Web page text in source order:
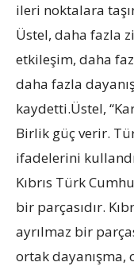
ileri noktalara
Üstel, daha fazla
etkileşim, daha
daha fazla
kaydetti.Üstel,
Birlik güç verir.
ifadelerini
Kıbrıs Türk
bir parçasıdır.
ayrılmaz bir
ortak dayanışma,